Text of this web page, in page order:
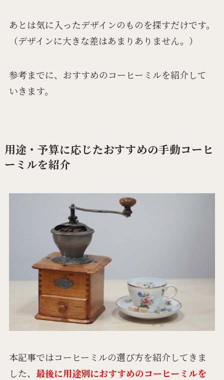
あとは気に入ったデザインのものを探すだけです。
（デザインに大きな差はあまりありません。）
参考までに、おすすめのコーヒーミルを紹介して
いきます。
用途・予算に応じたおすすめの手動コーヒ
ーミルを紹介
本記事ではコーヒーミルの選び方を紹介してきま
した、 最後に用途別におすすめのコーヒーミルを